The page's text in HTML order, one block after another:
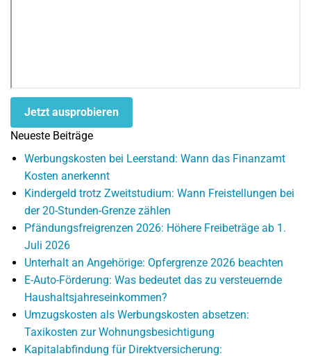
Jetzt ausprobieren
Neueste Beiträge
Werbungskosten bei Leerstand: Wann das Finanzamt
Kosten anerkennt
Kindergeld trotz Zweitstudium: Wann Freistellungen bei
der 20-Stunden-Grenze zählen
Pfändungsfreigrenzen 2026: Höhere Freibeträge ab 1.
Juli 2026
Unterhalt an Angehörige: Opfergrenze 2026 beachten
E-Auto-Förderung: Was bedeutet das zu versteuernde
Haushaltsjahreseinkommen?
Umzugskosten als Werbungskosten absetzen:
Taxikosten zur Wohnungsbesichtigung
Kapitalabfindung für Direktversicherung: